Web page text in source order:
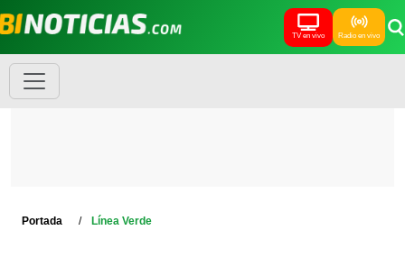
TV en vivo Radio en vivo
Portada Línea Verde